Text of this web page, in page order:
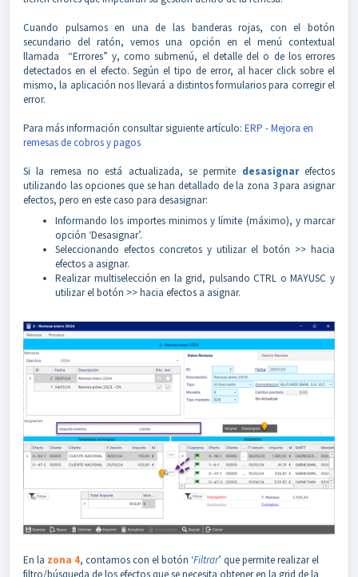
Cuando pulsamos en una de las banderas rojas, con el botón
secundario del ratón, vemos una opción en el menú contextual
llamada “Errores” y, como submenú, el detalle del o de los errores
detectados en el efecto. Según el tipo de error, al hacer click sobre el
mismo, la aplicación nos llevará a distintos formularios para corregir el
error.
Para más información consultar siguiente artículo: ERP - Mejora en
remesas de cobros y pagos
Si la remesa no está actualizada, se permite desasignarefectos
utilizando las opciones que se han detallado de la zona 3 para asignar
efectos, pero en este caso para desasignar:
Informando los importes minimos y límite (máximo), y marcar
opción ‘Desasignar’.
Seleccionando efectos concretos y utilizar el botón >> hacia
efectos a asignar.
Realizar multiselección en la grid, pulsando CTRL o MAYUSC y
utilizar el botón >> hacia efectos a asignar.
En la zona 4, contamos con el botón ‘Filtrar’ que permite realizar el
filtro/búsqueda de los efectos que se necesita obtener en la grid de la